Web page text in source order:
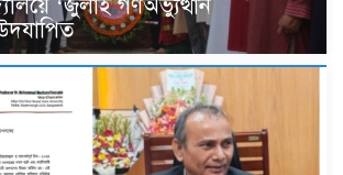
‘জুলাই গণঅভ্যুত্থান